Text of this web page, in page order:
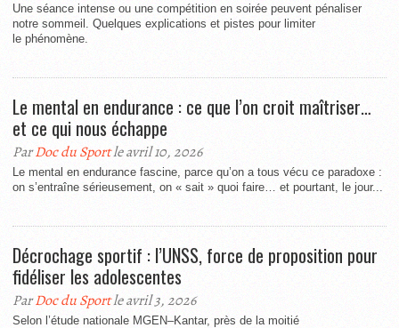
Une séance intense ou une compétition en soirée peuvent pénaliser
notre sommeil. Quelques explications et pistes pour limiter
le phénomène.
Le mental en endurance : ce que l’on croit maîtriser…
et ce qui nous échappe
ParDoc du Sportle avril 10, 2026
Le mental en endurance fascine, parce qu’on a tous vécu ce paradoxe :
on s’entraîne sérieusement, on « sait » quoi faire… et pourtant, le jour...
Décrochage sportif : l’UNSS, force de proposition pour
fidéliser les adolescentes
ParDoc du Sportle avril 3, 2026
Selon l’étude nationale MGEN–Kantar, près de la moitié